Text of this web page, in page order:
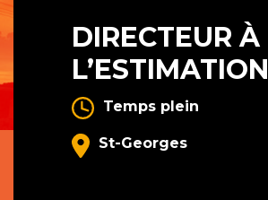
DIRECTEUR À
L’ESTIMATION
Temps plein
St-Georges